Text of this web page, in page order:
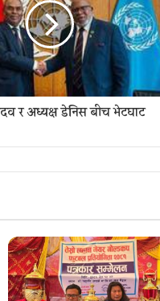
र अध्यक्ष डेनिस बीच भेटघाट